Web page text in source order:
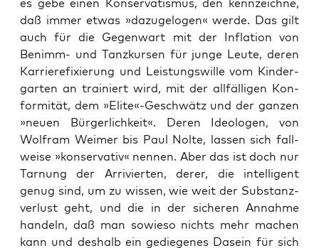
es gebe einen Kon­ser­va­tis­mus, den kenn­zeich­ne,
daß immer etwas »dazu­ge­lo­gen« wer­de. Das gilt
auch für die Gegen­wart mit der Infla­ti­on von
Benimm- und Tanz­kur­sen für jun­ge Leu­te, deren
Kar­rie­re­fi­xie­rung und Leis­tungs­wil­le vom Kin­der­
gar­ten an trai­niert wird, mit der all­fäl­li­gen Kon­
for­mi­tät, dem »Elite«-Geschwätz und der gan­zen
»neu­en Bür­ger­lich­keit«. Deren Ideo­lo­gen, von
Wolf­ram Wei­mer bis Paul Nol­te, las­sen sich fall­
wei­se »kon­ser­va­tiv« nen­nen. Aber das ist doch nur
Tar­nung der Arri­vier­ten, derer, die intel­li­gent
genug sind, um zu wis­sen, wie weit der Sub­stanz­
ver­lust geht, und die in der siche­ren Annah­me
han­deln, daß man sowie­so nichts mehr machen
kann und des­halb ein gedie­ge­nes Dasein für sich